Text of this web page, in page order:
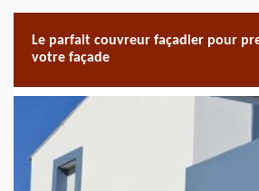
Le parfait couvreur façadier pour
votre façade